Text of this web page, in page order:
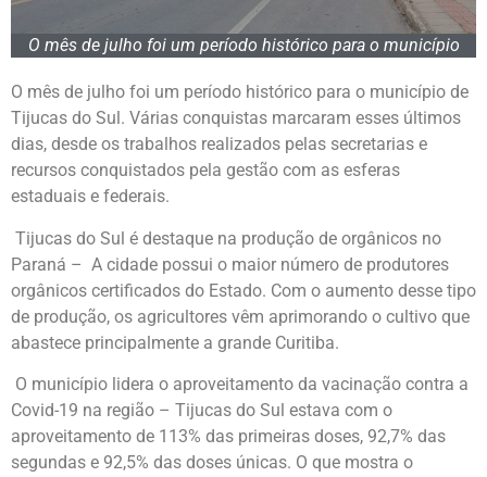
O mês de julho foi um período histórico para o município
O mês de julho foi um período histórico para o município de
Tijucas do Sul. Várias conquistas marcaram esses últimos
dias, desde os trabalhos realizados pelas secretarias e
recursos conquistados pela gestão com as esferas
estaduais e federais.
Tijucas do Sul é destaque na produção de orgânicos no
Paraná – A cidade possui o maior número de produtores
orgânicos certificados do Estado. Com o aumento desse tipo
de produção, os agricultores vêm aprimorando o cultivo que
abastece principalmente a grande Curitiba.
O município lidera o aproveitamento da vacinação contra a
Covid-19 na região – Tijucas do Sul estava com o
aproveitamento de 113% das primeiras doses, 92,7% das
segundas e 92,5% das doses únicas. O que mostra o